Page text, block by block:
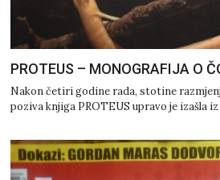
PROTEUS – MONOGRAFIJA O
Nakon četiri godine rada, stotine
poziva knjiga PROTEUS upravo je izašla